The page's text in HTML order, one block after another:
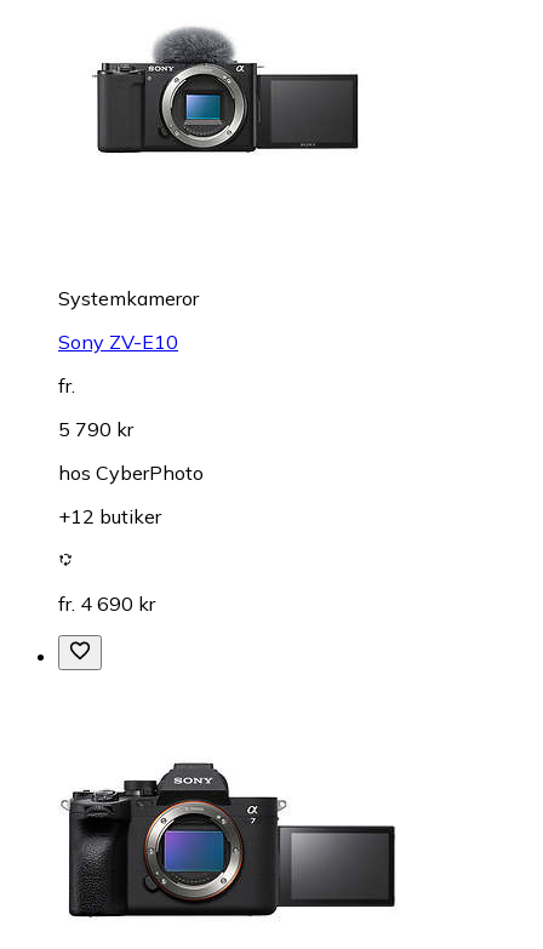
Systemkameror
Sony ZV-E10
fr.
5 790 kr
hos CyberPhoto
+12 butiker
fr. 4 690 kr